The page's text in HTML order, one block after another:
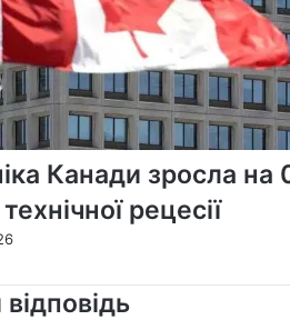
Канади зросла на
рецесії